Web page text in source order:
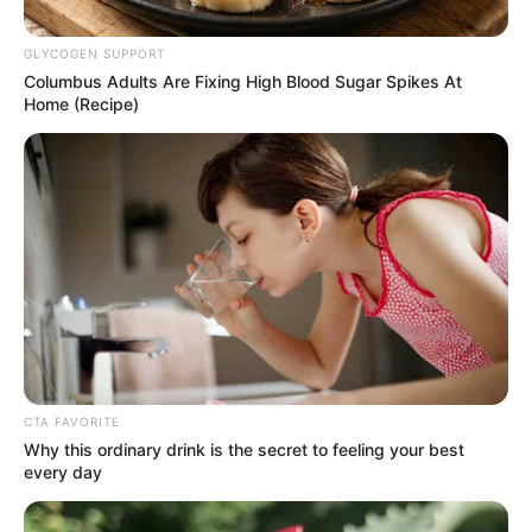
GLYCOGEN SUPPORT
Columbus Adults Are Fixing High Blood Sugar Spikes At
Home (Recipe)
CTA FAVORITE
Why this ordinary drink is the secret to feeling your best
every day